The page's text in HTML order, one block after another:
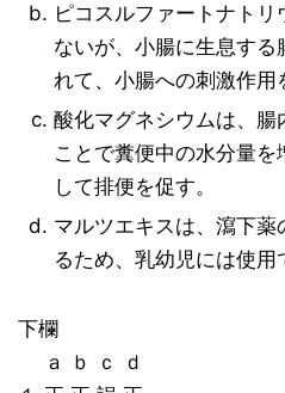
ピコスルファートナト
ないが、小腸に生息する
れて、小腸への刺激作用
酸化マグネシウムは、腸
ことで糞便中の水分量
して排便を促す。
マルツエキスは、瀉下
るため、乳幼児には使用
下欄
ａ ｂ ｃ ｄ